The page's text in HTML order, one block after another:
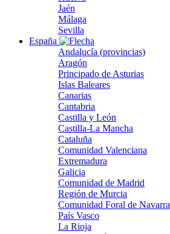
Jaén
Málaga
Sevilla
España
Andalucía (provincias)
Aragón
Principado de Asturias
Islas Baleares
Canarias
Cantabria
Castilla y León
Castilla-La Mancha
Cataluña
Comunidad Valenciana
Extremadura
Galicia
Comunidad de Madrid
Región de Murcia
Comunidad Foral de Navarra
País Vasco
La Rioja